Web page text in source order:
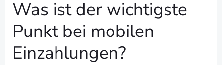
Was ist der wichtigste
Punkt bei mobilen
Einzahlungen?